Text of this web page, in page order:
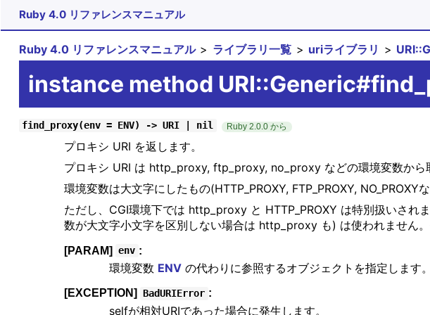
Ruby 4.0 リファレンスマニュアル
Ruby 4.0 リファレンスマニュアル ライブラリ一覧 uriライブラリ
instance method
find_proxy(env = ENV) -> URI | nil Ruby 2.0.0 から
プロキシ URI を返します。
プロキシ URI は http_proxy, ftp_proxy, no_proxy などの環境変数から
環境変数は大文字にしたもの(HTTP_PROXY, FTP_PROXY, NO_PROXY
ただし、CGI環境下では http_proxy と HTTP_PROXY は特別扱いされ
数が大文字小文字を区別しない場合は http_proxy も) は使われません。
[PARAM] env :
環境変数 ENVの代わりに参照するオブジェクトを指定します。
[EXCEPTION] BadURIError :
selfが相対URIであった場合に発生します。